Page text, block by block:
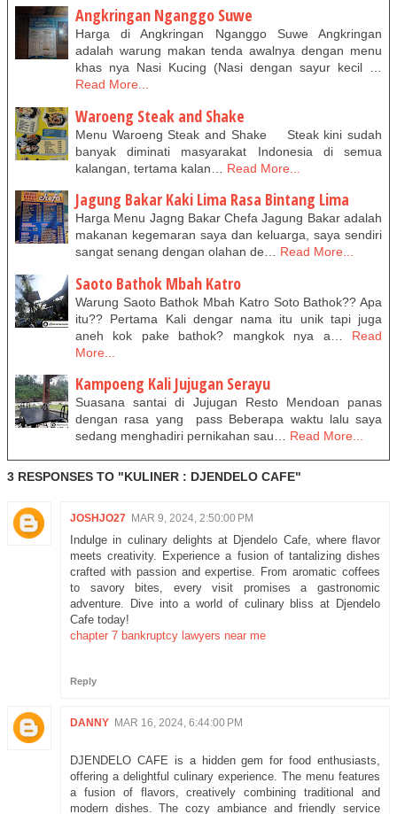
Angkringan Nganggo Suwe
Harga di Angkringan Nganggo Suwe Angkringan
adalah warung makan tenda awalnya dengan menu
khas nya Nasi Kucing (Nasi dengan sayur kecil …
Read More...
Waroeng Steak and Shake
Menu Waroeng Steak and Shake Steak kini sudah
banyak diminati masyarakat Indonesia di semua
kalangan, tertama kalan…
Read More...
Jagung Bakar Kaki Lima Rasa Bintang Lima
Harga Menu Jagng Bakar Chefa Jagung Bakar adalah
makanan kegemaran saya dan keluarga, saya sendiri
sangat senang dengan olahan de…
Read More...
Saoto Bathok Mbah Katro
Warung Saoto Bathok Mbah Katro Soto Bathok?? Apa
itu?? Pertama Kali dengar nama itu unik tapi juga
aneh kok pake bathok? mangkok nya a…
Read
More...
Kampoeng Kali Jujugan Serayu
Suasana santai di Jujugan Resto Mendoan panas
dengan rasa yang pass Beberapa waktu lalu saya
sedang menghadiri pernikahan sau…
Read More...
3 RESPONSES TO "KULINER : DJENDELO CAFE"
JOSHJO27 MAR 9, 2024, 2:50:00 PM
Indulge in culinary delights at Djendelo Cafe, where flavor
meets creativity. Experience a fusion of tantalizing dishes
crafted with passion and expertise. From aromatic coffees
to savory bites, every visit promises a gastronomic
adventure. Dive into a world of culinary bliss at Djendelo
Cafe today!
chapter 7 bankruptcy lawyers near me
Reply
DANNY MAR 16, 2024, 6:44:00 PM
DJENDELO CAFE is a hidden gem for food enthusiasts,
offering a delightful culinary experience. The menu features
a fusion of flavors, creatively combining traditional and
modern dishes. The cozy ambiance and friendly service